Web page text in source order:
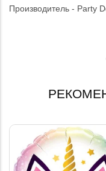
Производитель - Party